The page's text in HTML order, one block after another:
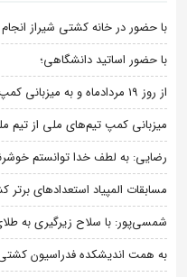
با حضور در خانه کشتی شیراز
با حضور اساتید دانشگاهی؛
از روز 19 مردادماه و به میزبانی کمپ تیم های ملی؛
میزبانی کمپ تیم‌های ملی از تیم
رضایی: به لطف خدا توانستم
مسابقات المپیاد استعدادهای
شمسی‌پور: با سلاح زیرگیری به
به همت اندیشکده فدراسیون کشتی